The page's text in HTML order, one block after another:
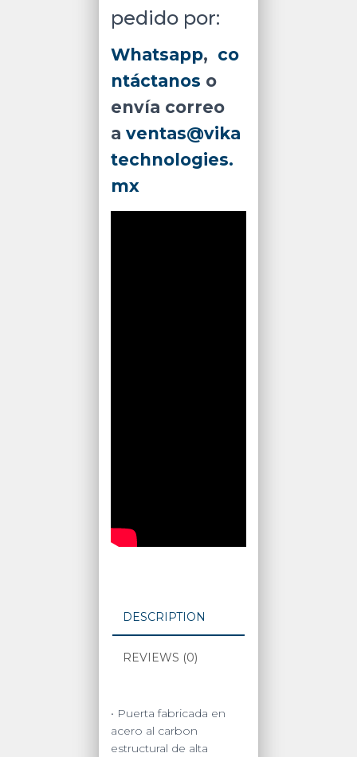
pedido por:
Whatsapp, co
ntáctanos o
envía correo
a ventas@vika
technologies.
mx
DESCRIPTION
REVIEWS (0)
• Puerta fabricada en
acero al carbon
estructural de alta